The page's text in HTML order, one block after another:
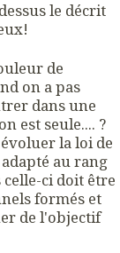
le décrit
de
on a pas
dans une
est seule.... ?
la loi de
au rang
ci doit être
formés et
de l'objectif